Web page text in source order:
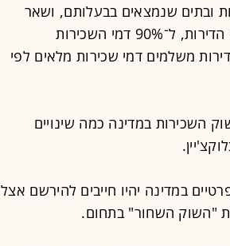
בדירות ובתים שנמצאים בבעלותם, ושאר
ה־20% גרים בשכירות. הבנק ציין כי מבין שוכרי הדירות, ל־90% דמי השכירות
ורק 10% משוכרי הדירות משלמים דמי שכירות מלאים לפי
השכירות במדינה כמה שינויים
במדינה יהיו חייבים להירשם אצל
"השוק השחור" בתחום.